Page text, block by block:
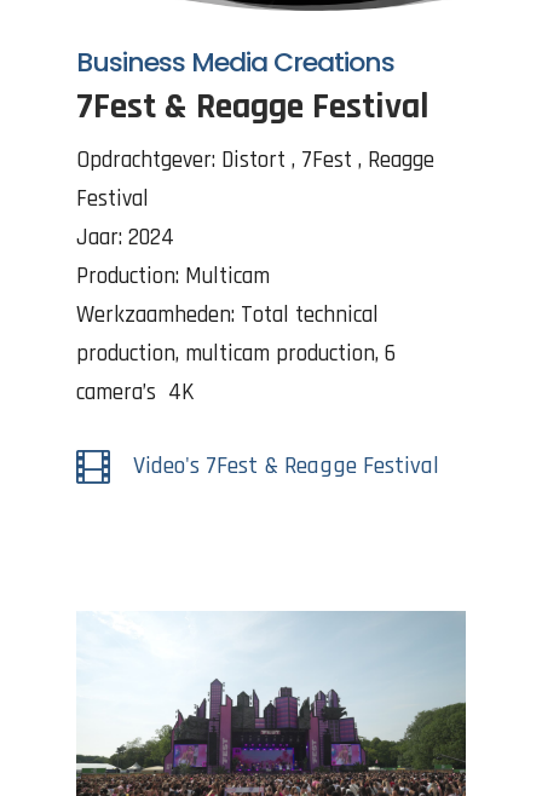
Business Media Creations
7Fest & Reagge Festival
Opdrachtgever: Distort , 7Fest , Reagge
Festival
Jaar: 2024
Production: Multicam
Werkzaamheden: Total technical
production, multicam production, 6
camera’s 4K
 Video's 7Fest & Reagge Festival